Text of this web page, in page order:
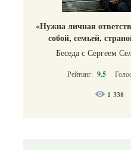
«Нужна личная
собой, семьей,
Беседа с Сергеем
Рейтинг: 9.5
1 338